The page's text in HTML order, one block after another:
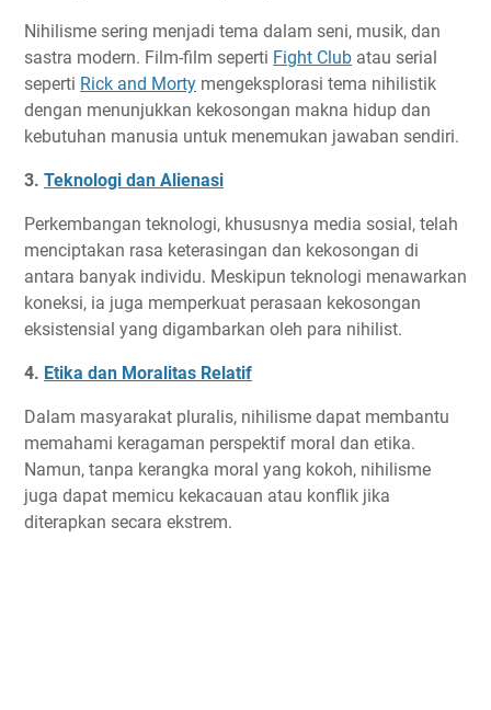
Nihilisme sering menjadi tema dalam seni, musik, dan
sastra modern. Film-film seperti Fight Club atau serial
seperti Rick and Morty mengeksplorasi tema nihilistik
dengan menunjukkan kekosongan makna hidup dan
kebutuhan manusia untuk menemukan jawaban sendiri.
3. Teknologi dan Alienasi
Perkembangan teknologi, khususnya media sosial, telah
menciptakan rasa keterasingan dan kekosongan di
antara banyak individu. Meskipun teknologi menawarkan
koneksi, ia juga memperkuat perasaan kekosongan
eksistensial yang digambarkan oleh para nihilist.
4. Etika dan Moralitas Relatif
Dalam masyarakat pluralis, nihilisme dapat membantu
memahami keragaman perspektif moral dan etika.
Namun, tanpa kerangka moral yang kokoh, nihilisme
juga dapat memicu kekacauan atau konflik jika
diterapkan secara ekstrem.